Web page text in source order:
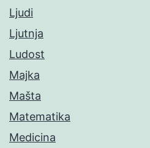
Ljudi
Ljutnja
Ludost
Majka
Mašta
Matematika
Medicina